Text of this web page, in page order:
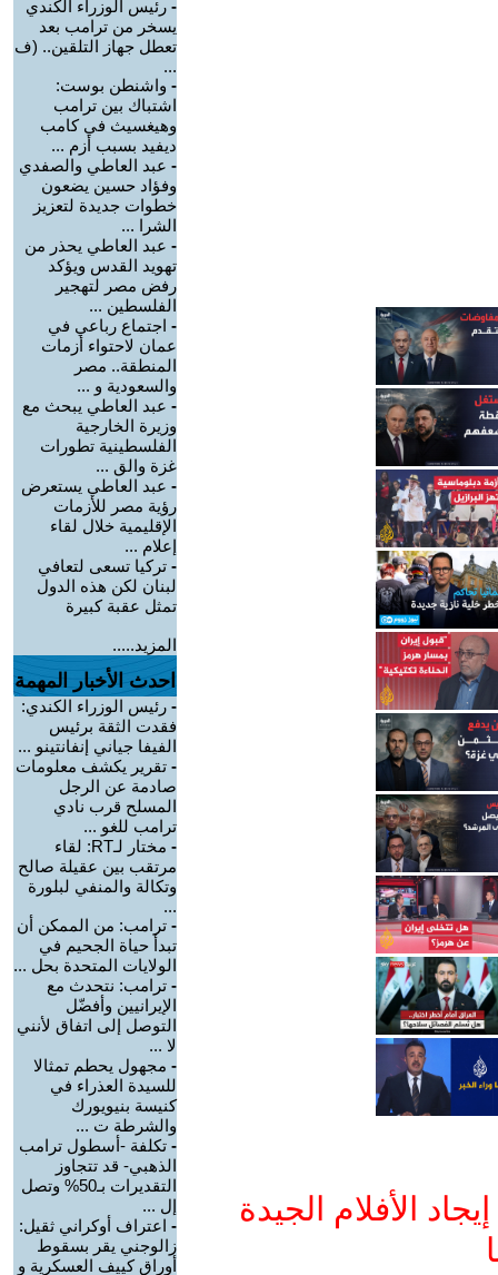
الأفلام الجيدة
- رئيس الوزراء الكندي
يسخر من ترامب بعد
تعطل جهاز التلقين.. (ف
...
- واشنطن بوست:
اشتباك بين ترامب
وهيغسيث في كامب
ديفيد بسبب أزم ...
- عبد العاطي والصفدي
وفؤاد حسين يضعون
خطوات جديدة لتعزيز
الشرا ...
- عبد العاطي يحذر من
تهويد القدس ويؤكد
رفض مصر لتهجير
الفلسطين ...
- اجتماع رباعي في
عمان لاحتواء أزمات
المنطقة.. مصر
والسعودية و ...
- عبد العاطي يبحث مع
وزيرة الخارجية
الفلسطينية تطورات
غزة والق ...
- عبد العاطي يستعرض
رؤية مصر للأزمات
الإقليمية خلال لقاء
إعلام ...
- تركيا تسعى لتعافي
لبنان لكن هذه الدول
تمثل عقبة كبيرة
المزيد.....
احدث الأخبار المهمة
- رئيس الوزراء الكندي:
فقدت الثقة برئيس
الفيفا جياني إنفانتينو ...
- تقرير يكشف معلومات
صادمة عن الرجل
المسلح قرب نادي
ترامب للغو ...
-
مختار لـRT: لقاء
مرتقب بين عقيلة صالح
وتكالة والمنفي لبلورة
...
- ترامب: من الممكن أن
تبدأ حياة الجحيم في
الولايات المتحدة بحل ...
- ترامب: نتحدث مع
الإيرانيين وأفضّل
التوصل إلى اتفاق لأنني
لا ...
- مجهول يحطم تمثالا
للسيدة العذراء في
كنيسة بنيويورك
والشرطة ت ...
- تكلفة -أسطول ترامب
الذهبي- قد تتجاوز
التقديرات بـ50% وتصل
إل ...
- اعتراف أوكراني ثقيل:
زالوجني يقر بسقوط
أوراق كييف العسكرية و